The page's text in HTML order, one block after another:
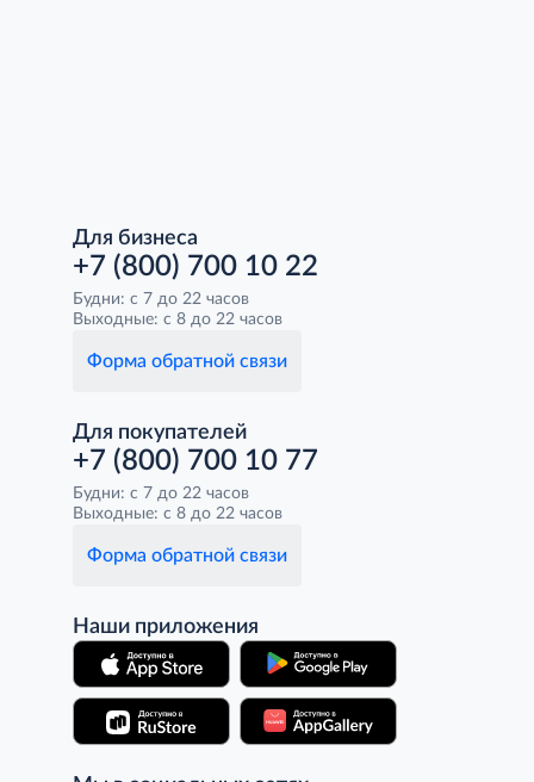
Для бизнеса
+7 (800) 700 10 22
Будни: с 7 до 22 часов
Выходные: с 8 до 22 часов
Форма обратной связи
Для покупателей
+7 (800) 700 10 77
Будни: с 7 до 22 часов
Выходные: с 8 до 22 часов
Форма обратной связи
Наши приложения